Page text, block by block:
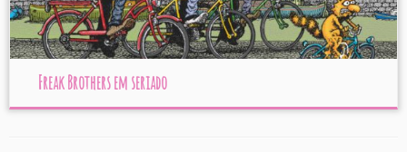
Freak Brothers em seriado